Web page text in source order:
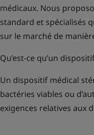
médicaux. Nous
standard et spécialisés
sur le marché de
Qu’est-ce qu’un
Un dispositif médical
bactéries viables ou
exigences relatives aux